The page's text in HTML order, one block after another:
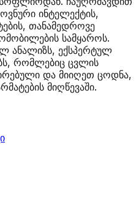
ინტელექტის,
თანამედროვე
სამყაროს.
ანალიზს, ექსპერტულ
რომლებიც ცვლის
და მიიღეთ ცოდნა,
მიღწევაში.